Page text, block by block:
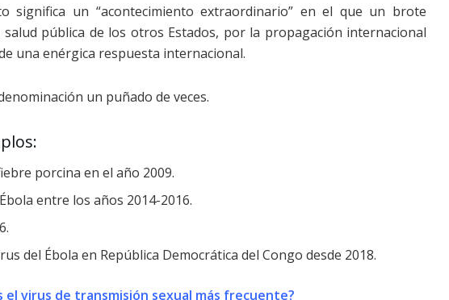
significa un “acontecimiento extraordinario” en el que un brote
pública de los otros Estados, por la propagación internacional
una enérgica respuesta internacional.
un puñado de veces.
porcina en el año 2009.
entre los años 2014-2016.
del Ébola en República Democrática del Congo desde 2018.
el virus de transmisión sexual más frecuente?